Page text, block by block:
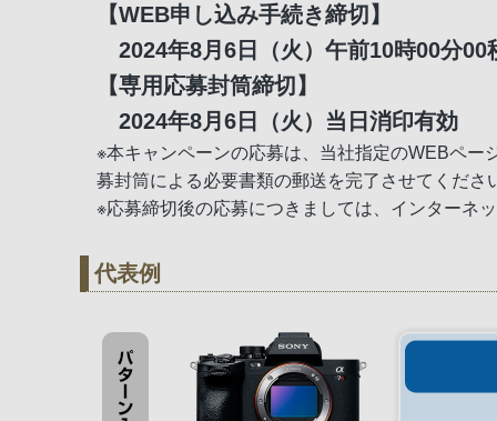
【WEB申し込み手続き締切】
2024年8月6日（火）午前10時00分00
【専用応募封筒締切】
2024年8月6日（火）当日消印有効
※本キャンペーンの応募は、当社指定のWEBペー
募封筒による必要書類の郵送を完了させてくださ
※応募締切後の応募につきましては、インターネ
代表例